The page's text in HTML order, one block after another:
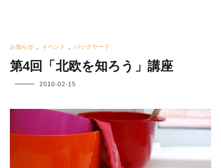
お知らせ , イベント , バックヤード
第4回「北欧を知ろう」講座
フ
2010-02-15